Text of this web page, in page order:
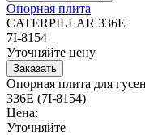
Опорная плита
CATERPILLAR 336E
7I-8154
Уточняйте цену
Опорная плита для
336E (7I-8154)
Цена:
Уточняйте